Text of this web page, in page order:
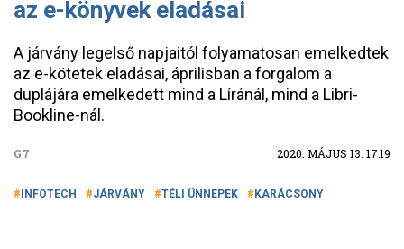
az e-könyvek eladásai
A járvány legelső napjaitól folyamatosan emelkedtek
az e-kötetek eladásai, áprilisban a forgalom a
duplájára emelkedett mind a Líránál, mind a Libri-
Bookline-nál.
G7 2020. MÁJUS 13. 17:19
INFOTECH JÁRVÁNY TÉLI ÜNNEPEK KARÁCSONY